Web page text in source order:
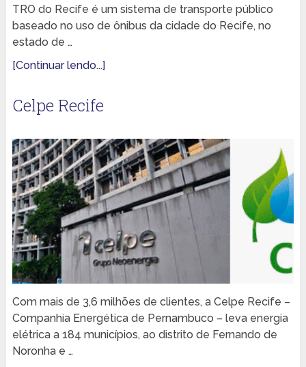
TRO do Recife é um sistema de transporte público
baseado no uso de ônibus da cidade do Recife, no
estado de …
[Continuar lendo...]
Celpe Recife
Com mais de 3,6 milhões de clientes, a Celpe Recife –
Companhia Energética de Pernambuco – leva energia
elétrica a 184 municípios, ao distrito de Fernando de
Noronha e …